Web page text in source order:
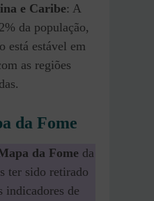
e Caribe: A
da população,
está estável em
as regiões
da Fome
da Fome da
ter sido retirado
indicadores de